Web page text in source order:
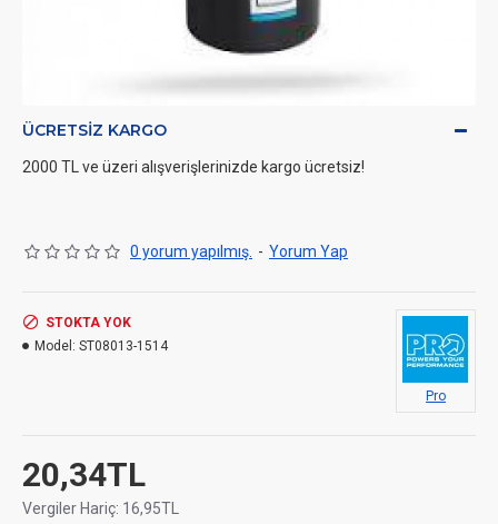
ÜCRETSIZ KARGO
2000 TL ve üzeri alışverişlerinizde kargo ücretsiz!
0 yorum yapılmış. - Yorum Yap
20,34TL
Vergiler Hariç: 16,95TL
STOKTA YOK
Model: ST08013-1514
Pro